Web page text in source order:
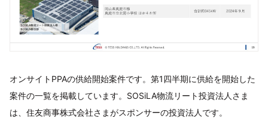
オンサイトPPAの供給開始案件です。第1四半期に供給を開始した
案件の一覧を掲載しています。SOSiLA物流リート投資法人さま
は、住友商事株式会社さまがスポンサーの投資法人です。